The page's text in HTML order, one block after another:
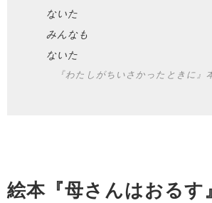
ないた
みんなも
ないた
『わたしがちいさかったときに
絵本『母さんはおるす』